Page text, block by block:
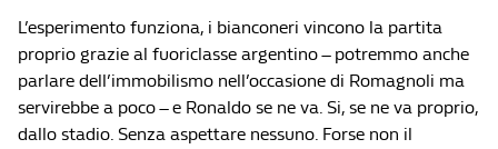
L’esperimento funziona, i bianconeri vincono la partita
proprio grazie al fuoriclasse argentino – potremmo anche
parlare dell’immobilismo nell’occasione di Romagnoli ma
servirebbe a poco – e Ronaldo se ne va. Si, se ne va proprio,
dallo stadio. Senza aspettare nessuno. Forse non il